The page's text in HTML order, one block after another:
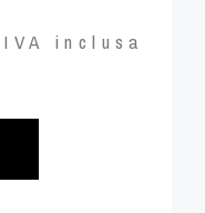
IVA inclusa